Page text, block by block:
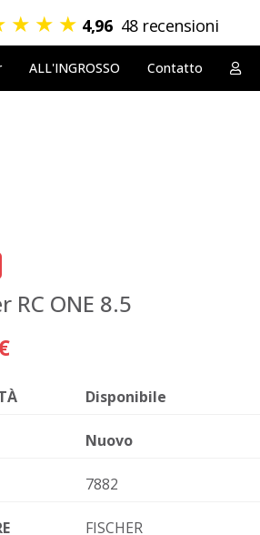
★ ★ ★ 4,96 48 recensioni
ALL'INGROSSO Contatto
RC ONE 8.5
Disponibile
Nuovo
7882
FISCHER